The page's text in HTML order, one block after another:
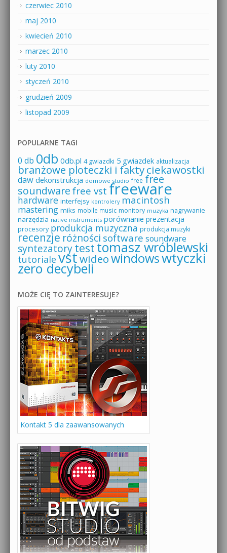
czerwiec 2010
maj 2010
kwiecień 2010
marzec 2010
luty 2010
styczeń 2010
grudzień 2009
listopad 2009
POPULARNE TAGI
0 db 0db 0db.pl 4 gwiazdki 5 gwiazdek aktualizacja
branżowe ploteczki i faktyciekawostki
daw dekonstrukcja domowe studio free free
soundware free vst freeware
hardware interfejsy kontrolery macintosh
mastering miks mobile music monitory muzyka nagrywanie
narzędzia native instruments porównanie prezentacja
procesory produkcja muzyczna produkcja muzyki
recenzje różności software soundware
syntezatorytesttomasz wróblewski
tutoriale vstwideowindowswtyczki
zero decybeli
MOŻE CIĘ TO ZAINTERESUJE?
Kontakt 5 dla zaawansowanych